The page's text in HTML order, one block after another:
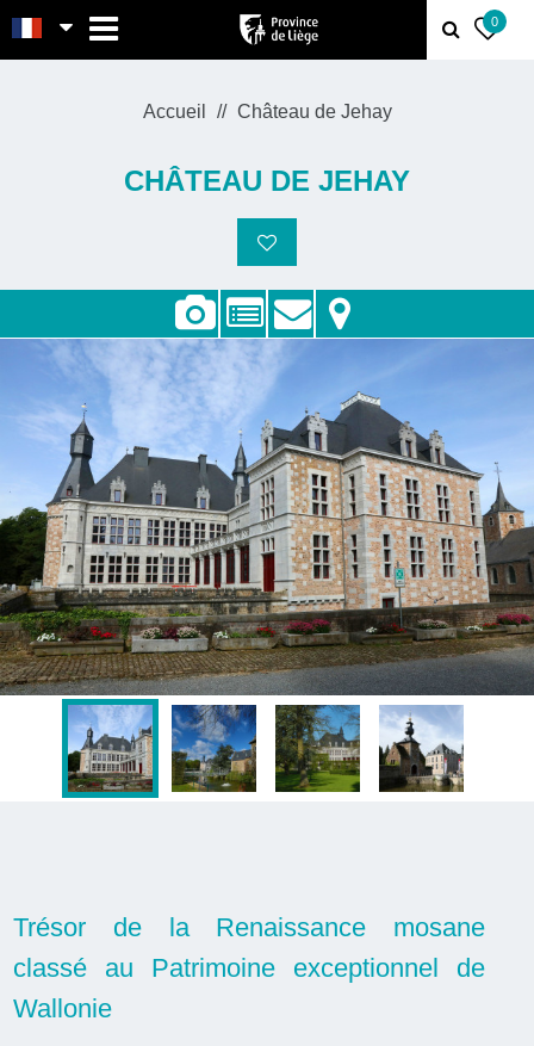
0
Accueil Château de Jehay
CHÂTEAU DE JEHAY
Trésor de la Renaissance mosane
classé au Patrimoine exceptionnel de
Wallonie